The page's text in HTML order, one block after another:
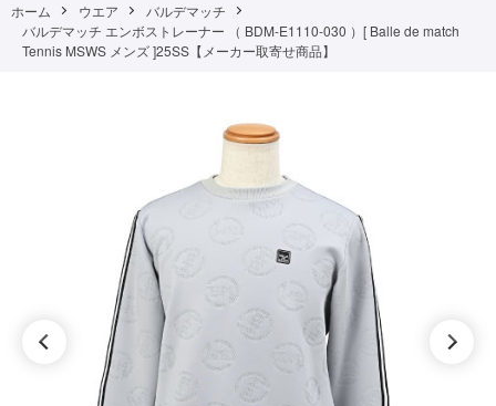
ホーム ウエア
バルデマッチ
バルデマッチ エンボストレーナー （ BDM-E1110-030 ）[ Balle de match
Tennis MSWS メンズ ]25SS【メーカー取寄せ商品】